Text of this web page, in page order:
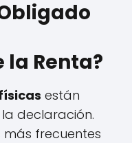
la Renta?
están
la declaración.
más frecuentes